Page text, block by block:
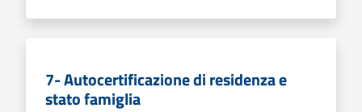
7- Autocertificazione di residenza e
stato famiglia